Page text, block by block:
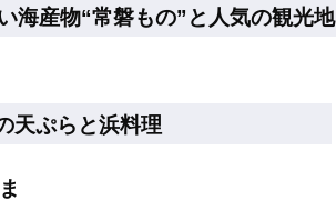
海産物“常磐もの”と人気の観光地
天ぷらと浜料理